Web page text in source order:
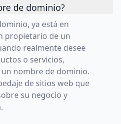
de dominio?
ya está en
propietario de un
realmente desee
o servicios,
nombre de dominio.
de sitios web que
su negocio y